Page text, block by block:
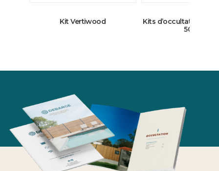
Kit Vertiwood
Kits d’occultation
50mm